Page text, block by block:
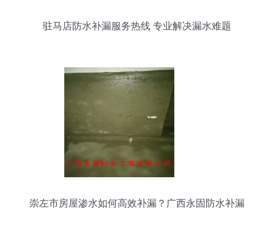
驻马店防水补漏服务热线 专业解决漏水难题
崇左市房屋渗水如何高效补漏？广西永固防水补漏